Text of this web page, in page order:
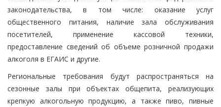
законодательства, в том числе: оказание услуг
общественного питания, наличие зала обслуживания
посетителей, применение кассовой техники,
предоставление сведений об объеме розничной продажи
алкоголя в ЕГАИС и другие.
Региональные требования будут распространяться на
сезонные залы при объектах общепита, реализующих
крепкую алкогольную продукцию, а также пиво, пивные